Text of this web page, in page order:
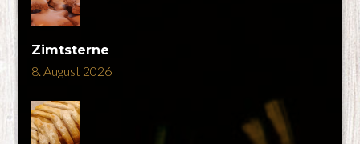
Zimtsterne
8. August 2026